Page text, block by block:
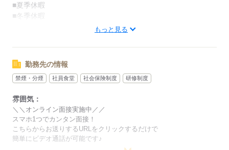
■夏季休暇
■冬季休暇
もっと見る
勤務先の情報
禁煙・分煙 社員食堂 社会保険制度 研修制度
雰囲気：
＼＼オンライン面接実施中／／
スマホ1つでカンタン面接！
こちらからお送りするURLをクリックするだけで
簡単にビデオ通話が可能です♪